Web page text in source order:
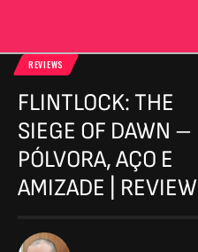
REVIEWS
FLINTLOCK: THE
SIEGE OF DAWN –
PÓLVORA, AÇO E
AMIZADE | REVIEW